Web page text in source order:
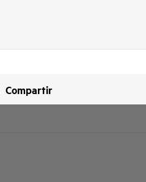
Compartir